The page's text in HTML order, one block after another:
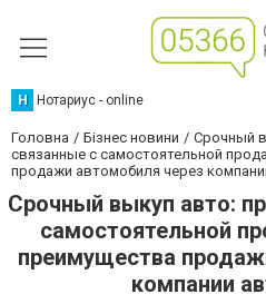
Н Нотариус - online
Головна Бізнес новини
Срочный
связанные с самостоятельной
продажи автомобиля через
Срочный выкуп авто:
самостоятельной
преимущества
компании